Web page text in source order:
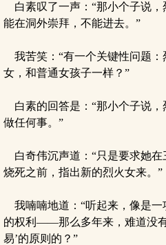
白素叹了一声：“那小个子说，
能在洞外崇拜，不能进去。”
我苦笑：“有一个关键性问题：
女，和普通女孩子一样？”
白素的回答是：“那小个子说，
做任何事。”
白奇伟沉声道：“只是要求她在
烧死之前，指出新的烈火女来。”
我喃喃地道：“听起来，像是一
的权利——那么多年来，难道没
易’的原则的？”